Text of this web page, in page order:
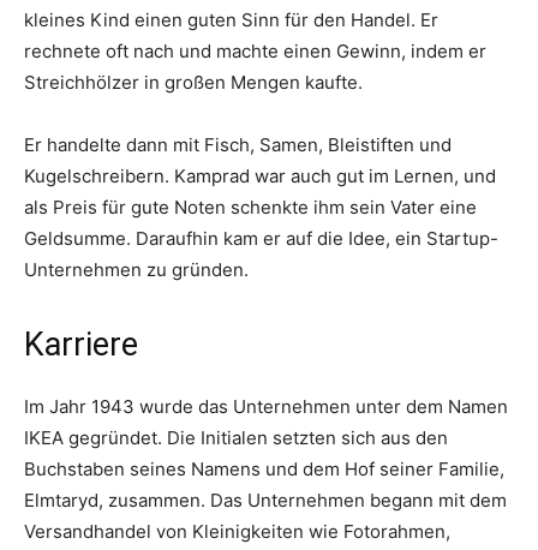
kleines Kind einen guten Sinn für den Handel. Er
rechnete oft nach und machte einen Gewinn, indem er
Streichhölzer in großen Mengen kaufte.
Er handelte dann mit Fisch, Samen, Bleistiften und
Kugelschreibern. Kamprad war auch gut im Lernen, und
als Preis für gute Noten schenkte ihm sein Vater eine
Geldsumme. Daraufhin kam er auf die Idee, ein Startup-
Unternehmen zu gründen.
Karriere
Im Jahr 1943 wurde das Unternehmen unter dem Namen
IKEA gegründet. Die Initialen setzten sich aus den
Buchstaben seines Namens und dem Hof seiner Familie,
Elmtaryd, zusammen. Das Unternehmen begann mit dem
Versandhandel von Kleinigkeiten wie Fotorahmen,